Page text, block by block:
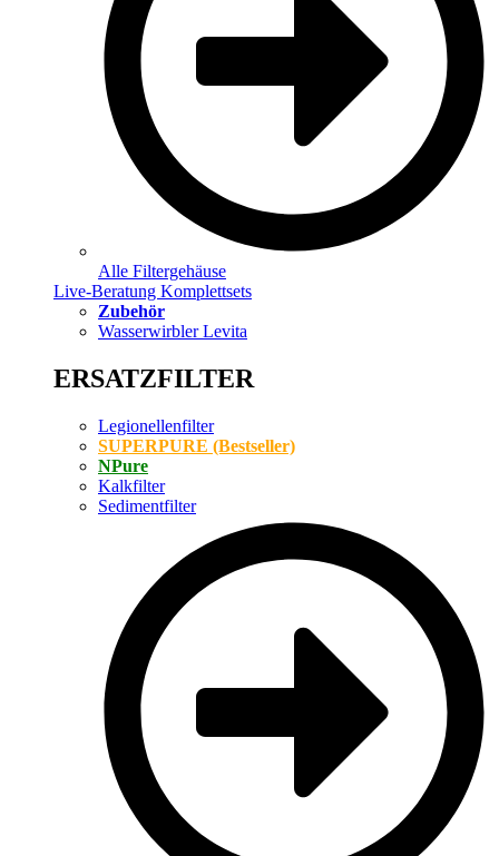
Alle Filtergehäuse
Live-Beratung Komplettsets
Zubehör
Wasserwirbler Levita
ERSATZFILTER
Legionellenfilter
SUPERPURE (Bestseller)
NPure
Kalkfilter
Sedimentfilter